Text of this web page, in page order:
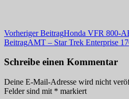
Beitragsnavigation
Vorheriger BeitragHonda VFR 800-
BeitragAMT – Star Trek Enterprise
Schreibe einen Kommentar
Deine E-Mail-Adresse wird nicht
Felder sind mit * markiert